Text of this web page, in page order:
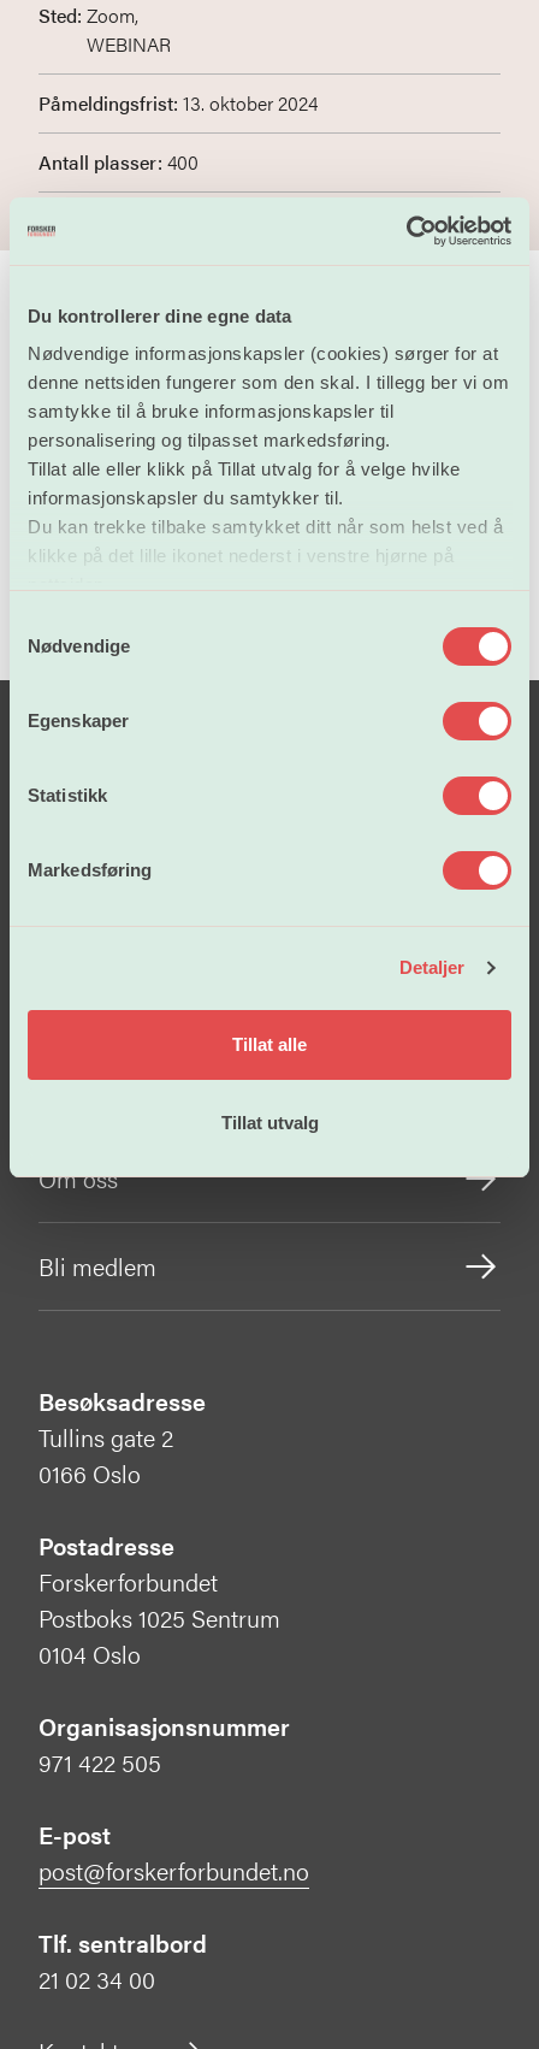
Du kontrollerer dine egne data
Nødvendige informasjonskapsler (cookies) sørger for at
denne nettsiden fungerer som den skal. I tillegg ber vi om
samtykke til å bruke informasjonskapsler til
personalisering og tilpasset markedsføring.
Tillat alle eller klikk på Tillat utvalg for å velge hvilke
informasjonskapsler du samtykker til.
Du kan trekke tilbake samtykket ditt når som helst ved å
klikke på det lille ikonet nederst i venstre hjørne på
m
Nødvendige
Egenskaper
Statistikk
Markedsføring
Detaljer
Tillat alle
Tillat utvalg
Sted: Zoom,
WEBINAR
Påmeldingsfrist: 13. oktober 2024
Antall plasser: 400
The course will be held in Norwegian, but there will be
a interpreter present to translate all content to English.
Program
Arbeidsvilkår
Vår politikk
Om oss
Bli medlem
Besøksadresse
Tullins gate 2
0166 Oslo
Postadresse
Forskerforbundet
Postboks 1025 Sentrum
0104 Oslo
Organisasjonsnummer
971 422 505
E-post
post@forskerforbundet.no
Tlf. sentralbord
21 02 34 00